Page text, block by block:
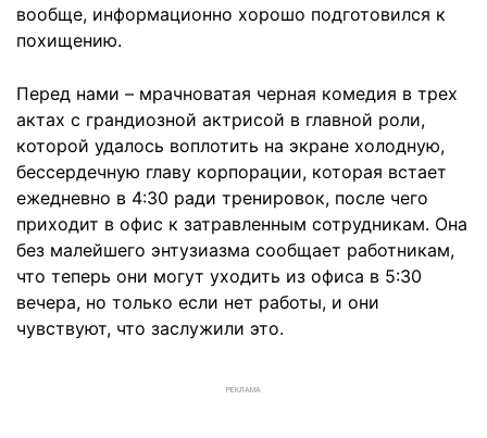
вообще, информационно хорошо подготовился к
похищению.
Перед нами – мрачноватая черная комедия в трех
актах с грандиозной актрисой в главной роли,
которой удалось воплотить на экране холодную,
бессердечную главу корпорации, которая встает
ежедневно в 4:30 ради тренировок, после чего
приходит в офис к затравленным сотрудникам. Она
без малейшего энтузиазма сообщает работникам,
что теперь они могут уходить из офиса в 5:30
вечера, но только если нет работы, и они
чувствуют, что заслужили это.
РЕКЛАМА